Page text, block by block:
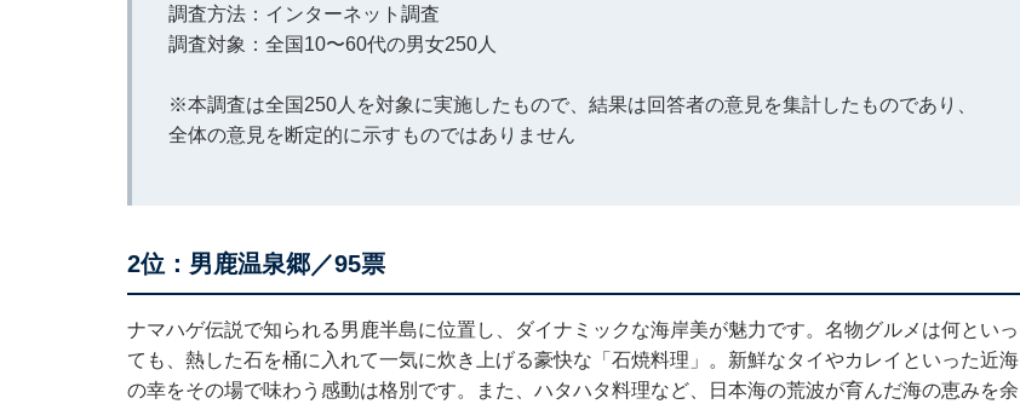
調査方法：インターネット調査
調査対象：全国10〜60代の男女250人
※本調査は全国250人を対象に実施したもので、結果は回答者の意見を集計したものであり、
全体の意見を断定的に示すものではありません
2位：男鹿温泉郷／95票
ナマハゲ伝説で知られる男鹿半島に位置し、ダイナミックな海岸美が魅力です。名物グルメは何といっ
ても、熱した石を桶に入れて一気に炊き上げる豪快な「石焼料理」。新鮮なタイやカレイといった近海
の幸をその場で味わう感動は格別です。また、ハタハタ料理など、日本海の荒波が育んだ海の恵みを余